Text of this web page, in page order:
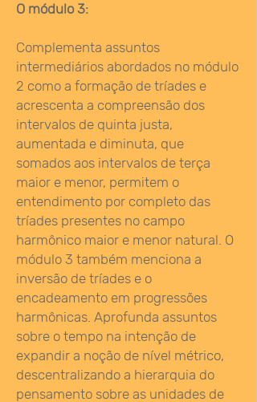
O módulo 3:
Complementa assuntos
intermediários abordados no módulo
2 como a formação de tríades e
acrescenta a compreensão dos
intervalos de quinta justa,
aumentada e diminuta, que
somados aos intervalos de terça
maior e menor, permitem o
entendimento por completo das
tríades presentes no campo
harmônico maior e menor natural. O
módulo 3 também menciona a
inversão de tríades e o
encadeamento em progressões
harmônicas. Aprofunda assuntos
sobre o tempo na intenção de
expandir a noção de nível métrico,
descentralizando a hierarquia do
pensamento sobre as unidades de